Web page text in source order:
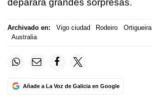
deparará grandes sorpresas.
Archivado en: Vigo ciudad Rodeiro Ortigueira
Australia
Añade a La Voz de Galicia en Google